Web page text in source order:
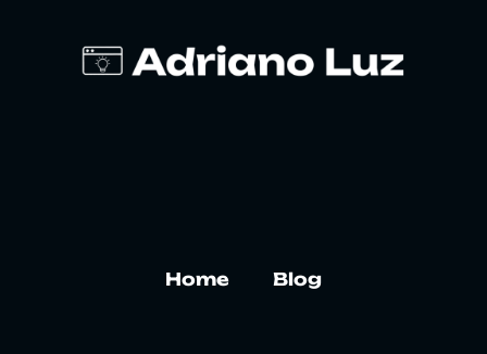
Home Blog